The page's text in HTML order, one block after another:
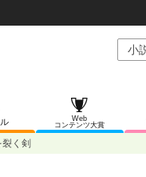
Web
コンテンツ大賞
く剣